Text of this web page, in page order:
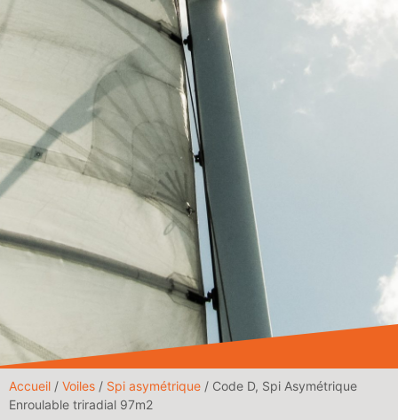
Accueil / Voiles / Spi asymétrique / Code D, Spi Asymétrique
Enroulable triradial 97m2